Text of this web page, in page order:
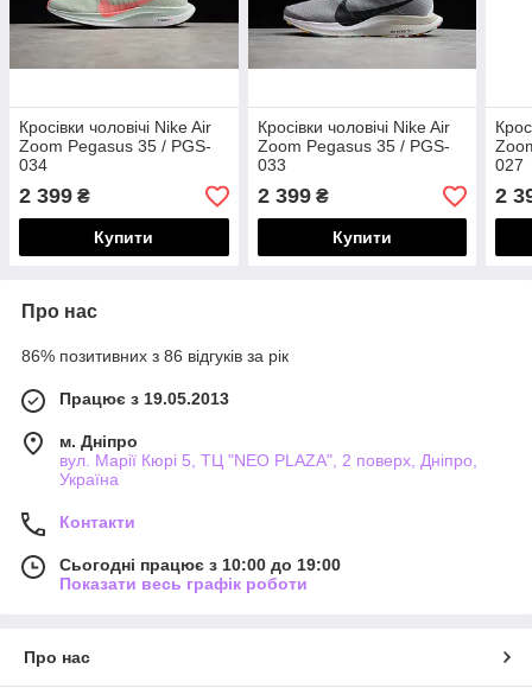
Кросівки чоловічі Nike Air
Zoom Pegasus 35 / PGS-
034
2 399 ₴
Купити
Кросівки чоловічі Nike Air
Zoom Pegasus 35 / PGS-
033
2 399₴
Купити
027
2
Про нас
86% позитивних з 86 відгуків за рік
Працює з 19.05.2013
м. Дніпро
вул. Марії Кюрі 5, ТЦ "NEO PLAZA", 2 поверх, Дніпро,
Україна
Контакти
Сьогодні працює з 10:00 до 19:00
Показати весь графік роботи
Про нас